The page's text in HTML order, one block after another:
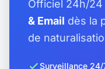
Officiel 24h/
& Email dès la
de
Surveillance 24/